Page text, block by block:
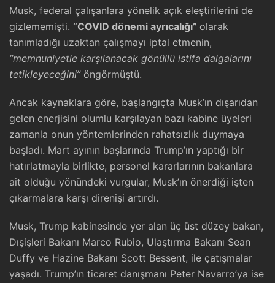
Musk, federal çalışanlara yönelik açık eleştirilerini de
gizlememişti. “COVID dönemi ayrıcalığı” olarak
tanımladığı uzaktan çalışmayı iptal etmenin,
“memnuniyetle karşılanacak gönüllü istifa dalgalarını
tetikleyeceğini”öngörmüştü.
Ancak kaynaklara göre, başlangıçta Musk’ın dışarıdan
gelen enerjisini olumlu karşılayan bazı kabine üyeleri
zamanla onun yöntemlerinden rahatsızlık duymaya
başladı. Mart ayının başlarında Trump’ın yaptığı bir
hatırlatmayla birlikte, personel kararlarının bakanlara
ait olduğu yönündeki vurgular, Musk’ın önerdiği işten
çıkarmalara karşı direnişi artırdı.
Musk, Trump kabinesinde yer alan üç üst düzey bakan,
Dışişleri Bakanı Marco Rubio, Ulaştırma Bakanı Sean
Duffy ve Hazine Bakanı Scott Bessent, ile çatışmalar
yaşadı. Trump’ın ticaret danışmanı Peter Navarro’ya ise